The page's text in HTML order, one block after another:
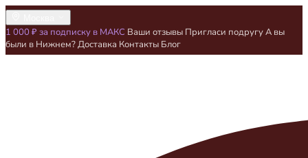
1 000 ₽ за подписку в МАКС Ваши отзывы Пригласи подругуА вы
были в Нижнем?Доставка Контакты Блог